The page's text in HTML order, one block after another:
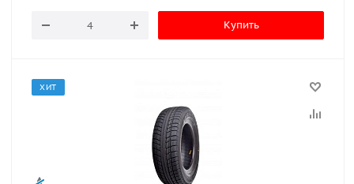
Купить
ХИТ